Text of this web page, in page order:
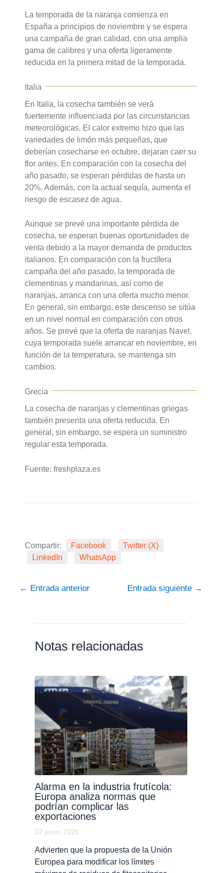
La temporada de la naranja comienza en
España a principios de noviembre y se espera
una campaña de gran calidad, con una amplia
gama de calibres y una oferta ligeramente
reducida en la primera mitad de la temporada.
Italia
En Italia, la cosecha también se verá
fuertemente influenciada por las circunstancias
meteorológicas. El calor extremo hizo que las
variedades de limón más pequeñas, que
deberían cosecharse en octubre, dejaran caer su
flor antes. En comparación con la cosecha del
año pasado, se esperan pérdidas de hasta un
20%. Además, con la actual sequía, aumenta el
riesgo de escasez de agua.
Aunque se prevé una importante pérdida de
cosecha, se esperan buenas oportunidades de
venta debido a la mayor demanda de productos
italianos. En comparación con la fructífera
campaña del año pasado, la temporada de
clementinas y mandarinas, así como de
naranjas, arranca con una oferta mucho menor.
En general, sin embargo, este descenso se sitúa
en un nivel normal en comparación con otros
años. Se prevé que la oferta de naranjas Navel,
cuya temporada suele arrancar en noviembre, en
función de la temperatura, se mantenga sin
cambios.
Grecia
La cosecha de naranjas y clementinas griegas
también presenta una oferta reducida. En
general, sin embargo, se espera un suministro
regular esta temporada.
Fuente: freshplaza.es
Compartir: Facebook
Twitter (X)
LinkedIn
WhatsApp
← Entrada anterior Entrada siguiente →
Notas relacionadas
Alarma en la industria frutícola:
Europa analiza normas que
podrían complicar las
exportaciones
12 junio, 2026
Advierten que la propuesta de la Unión
Europea para modificar los límites